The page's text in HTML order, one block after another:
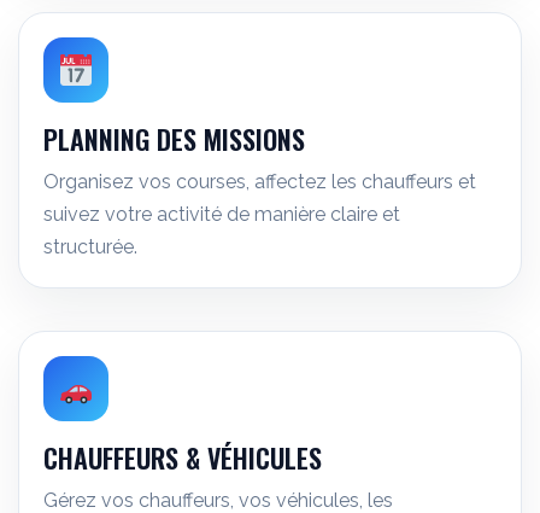
PLANNING DES MISSIONS
Organisez vos courses, affectez les chauffeurs et
suivez votre activité de manière claire et
structurée.
CHAUFFEURS & VÉHICULES
Gérez vos chauffeurs, vos véhicules, les